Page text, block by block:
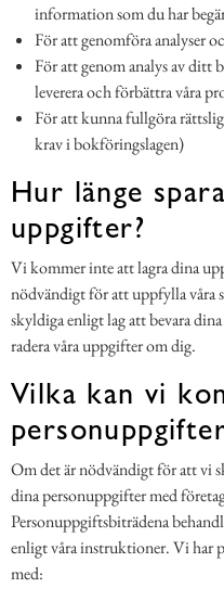
information som du har
För att genomföra analyser
För att genom analys av ditt
leverera och förbättra våra
För att kunna fullgöra
krav i bokföringslagen)
Hur länge
uppgifter?
Vi kommer inte att lagra dina
nödvändigt för att uppfylla våra
skyldiga enligt lag att bevara
radera våra uppgifter om dig.
Vilka kan vi
Om det är nödvändigt för att vi
dina personuppgifter med
Personuppgiftsbiträdena
enligt våra instruktioner. Vi har
med: